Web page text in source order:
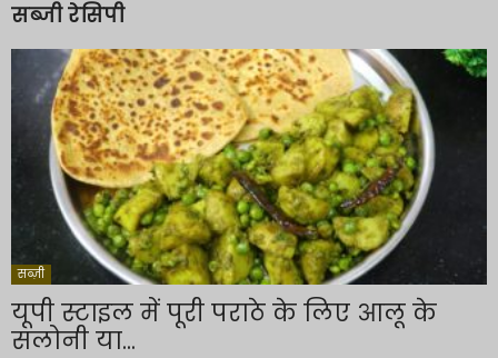
सब्जी रेसिपी
सब्ज़ी
यूपी स्टाइल में पूरी पराठे के लिए आलू के
सलोनी या...